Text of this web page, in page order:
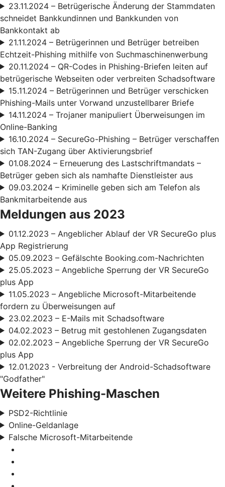
23.11.2024 – Betrügerische Änderung der Stammdaten
schneidet Bankkundinnen und Bankkunden von
Bankkontakt ab
21.11.2024 – Betrügerinnen und Betrüger betreiben
Echtzeit-Phishing mithilfe von Suchmaschinenwerbung
20.11.2024 – QR-Codes in Phishing-Briefen leiten auf
betrügerische Webseiten oder verbreiten Schadsoftware
15.11.2024 – Betrügerinnen und Betrüger verschicken
Phishing-Mails unter Vorwand unzustellbarer Briefe
14.11.2024 – Trojaner manipuliert Überweisungen im
Online-Banking
16.10.2024 – SecureGo-Phishing – Betrüger verschaffen
sich TAN-Zugang über Aktivierungsbrief
01.08.2024 – Erneuerung des Lastschriftmandats –
Betrüger geben sich als namhafte Dienstleister aus
09.03.2024 – Kriminelle geben sich am Telefon als
Bankmitarbeitende aus
Meldungen aus 2023
01.12.2023 – Angeblicher Ablauf der VR SecureGo plus
App Registrierung
05.09.2023 – Gefälschte Booking.com-Nachrichten
25.05.2023 – Angebliche Sperrung der VR SecureGo
plus App
11.05.2023 – Angebliche Microsoft-Mitarbeitende
fordern zu Überweisungen auf
23.02.2023 – E-Mails mit Schadsoftware
04.02.2023 – Betrug mit gestohlenen Zugangsdaten
02.02.2023 – Angebliche Sperrung der VR SecureGo
plus App
12.01.2023 - Verbreitung der Android-Schadsoftware
"Godfather"
Weitere Phishing-Maschen
PSD2-Richtlinie
Online-Geldanlage
Falsche Microsoft-Mitarbeitende